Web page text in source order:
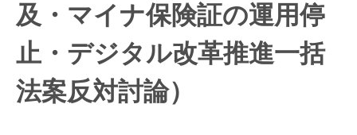
及・マイナ保険証の運用停
止・デジタル改革推進一括
法案反対討論）